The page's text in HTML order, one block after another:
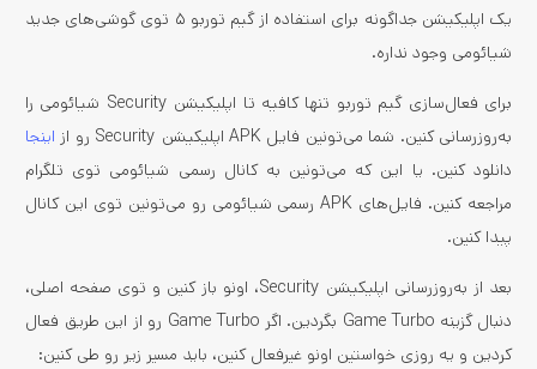
یک اپلیکیشن جداگونه برای استفاده از گیم توربو ۵ توی گوشی‌های جدید
شیائومی وجود نداره.
برای فعال‌سازی گیم توربو تنها کافیه تا اپلیکیشن Security شیائومی را
به‌روزرسانی کنین. شما می‌تونین فایل APK اپلیکیشن Security رو از
اینجا
دانلود کنین. یا این که می‌تونین به کانال رسمی شیائومی توی تلگرام
مراجعه کنین. فایل‌های APK رسمی شیائومی رو می‌تونین توی این کانال
پیدا کنین.
بعد از به‌روزرسانی اپلیکیشن Security، اونو باز کنین و توی صفحه اصلی،
دنبال گزینه Game Turbo بگردین. اگر Game Turbo رو از این طریق فعال
کردین و یه روزی خواستین اونو غیرفعال کنین، باید مسیر زیر رو طی کنین: